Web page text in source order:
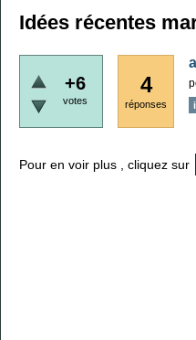
Idées récentes
+6
votes
4
réponses
Pour en voir plus , cliquez sur